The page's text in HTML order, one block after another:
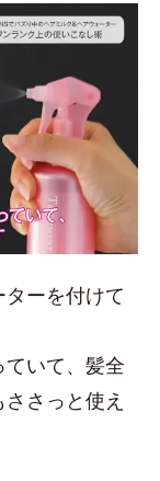
ーを付けて
いて、髪全
さっと使え